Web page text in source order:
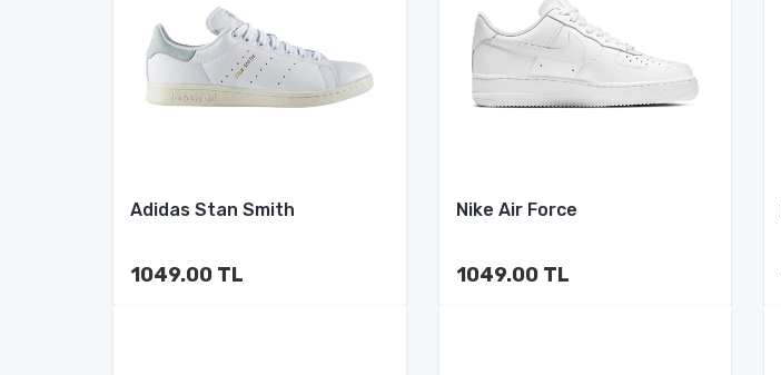
Adidas Stan Smith
1049.00 TL
Nike Air Force
1049.00 TL